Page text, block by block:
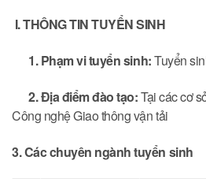
I. THÔNG TIN TUYỂN SINH
1. Phạm vi tuyển sinh:Tuyển
2. Địa điểm đào tạo:Tại các cơ
Công nghệ Giao thông vận tải
3. Các chuyên ngành tuyển sinh